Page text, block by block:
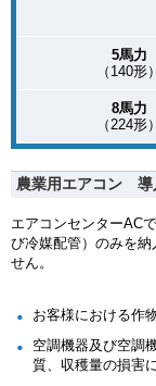
5馬力
（140形）
8馬力
（224形）
農業用エアコン 導
エアコンセンターAC
び冷媒配管）のみを
せん。
お客様における作
空調機器及び空調
質、収穫量の損害